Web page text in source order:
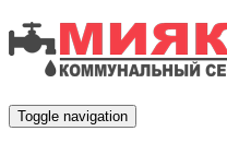
Toggle navigation